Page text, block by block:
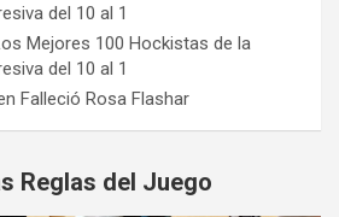
del 10 al 1
Mejores 100 Hockistas de la
del 10 al 1
Falleció Rosa Flashar
Reglas del Juego